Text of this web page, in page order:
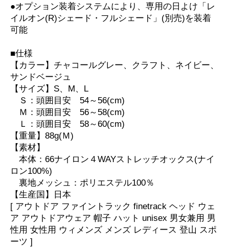
●オプション装着システムにより、専用の日よけ「レ
イルオン(R)シェード・フルシェード」(別売)を装着
可能
■仕様
【カラー】チャコールグレー、クラフト、ネイビー、
サンドベージュ
【サイズ】S、M、L
Ｓ：頭囲目安 54～56(cm)
Ｍ：頭囲目安 56～58(cm)
Ｌ：頭囲目安 58～60(cm)
【重量】88g(Ｍ)
【素材】
本体：66ナイロン４WAYストレッチオックス(ナイ
ロン100%)
裏地メッシュ：ポリエステル100％
【生産国】日本
[ アウトドア ファイントラック finetrack ヘッド ウェ
ア アウトドアウェア 帽子 ハット unisex 男女兼用 男
性用 女性用 ウィメンズ メンズ レディース 登山 スポ
ーツ ]